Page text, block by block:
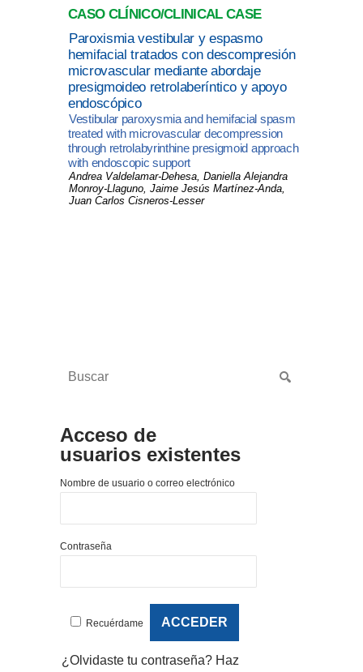
CASO CLÍNICO/CLINICAL CASE
Paroxismia vestibular y espasmo
hemifacial tratados con descompresión
microvascular mediante abordaje
presigmoideo retrolaberíntico y apoyo
endoscópico
Vestibular paroxysmia and hemifacial spasm
treated with microvascular decompression
through retrolabyrinthine presigmoid approach
with endoscopic support
Andrea Valdelamar-Dehesa, Daniella Alejandra
Monroy-Llaguno, Jaime Jesús Martínez-Anda,
Juan Carlos Cisneros-Lesser
Acceso de
usuarios existentes
Nombre de usuario o correo electrónico
Contraseña
Recuérdame
¿Olvidaste tu contraseña? Haz